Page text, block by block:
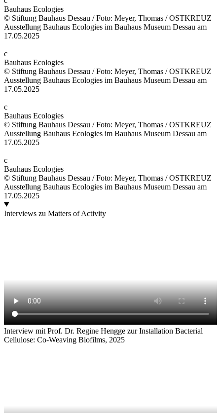
Bauhaus Ecologies
© Stiftung Bauhaus Dessau / Foto: Meyer, Thomas / OSTKREUZ
Ausstellung Bauhaus Ecologies im Bauhaus Museum Dessau am
17.05.2025
c
Bauhaus Ecologies
© Stiftung Bauhaus Dessau / Foto: Meyer, Thomas / OSTKREUZ
Ausstellung Bauhaus Ecologies im Bauhaus Museum Dessau am
17.05.2025
c
Bauhaus Ecologies
© Stiftung Bauhaus Dessau / Foto: Meyer, Thomas / OSTKREUZ
Ausstellung Bauhaus Ecologies im Bauhaus Museum Dessau am
17.05.2025
c
Bauhaus Ecologies
© Stiftung Bauhaus Dessau / Foto: Meyer, Thomas / OSTKREUZ
Ausstellung Bauhaus Ecologies im Bauhaus Museum Dessau am
17.05.2025
Interviews zu Matters of Activity
Interview mit Prof. Dr. Regine Hengge zur Installation Bacterial
Cellulose: Co-Weaving Biofilms, 2025